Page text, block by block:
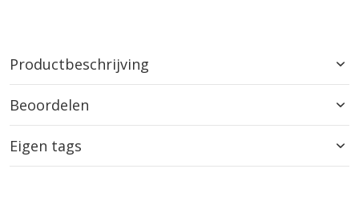
Productbeschrijving
Beoordelen
Eigen tags